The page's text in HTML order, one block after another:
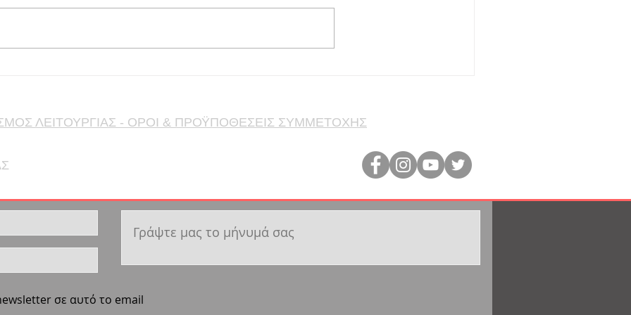
κατασκευών design
και περαιτέρω εκμάθηση από
έδρα στον Πειραιά (Ν.
αμπαζούρ – κα
ΛΕΙΤΟΥΡΓΙΑΣ - ΟΡΟΙ & ΠΡΟΫΠΟΘΕΣΕΙΣ ΣΥΜΜΕΤΟΧΗΣ
σε αυτό το email